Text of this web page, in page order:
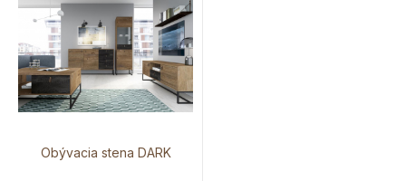
Obývacia stena DARK